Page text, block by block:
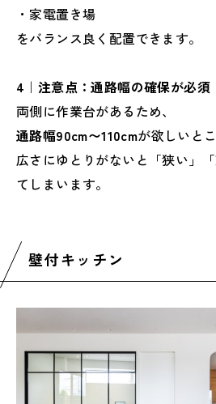
・家電置き場
をバランス良く配置できます。
4｜注意点：通路幅の確保が必須
両側に作業台があるため、
通路幅90cm〜110cmが欲しいとこ
広さにゆとりがないと「狭い」
てしまいます。
壁付キッチン